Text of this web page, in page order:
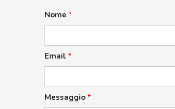
Nome *
Email *
Messaggio *